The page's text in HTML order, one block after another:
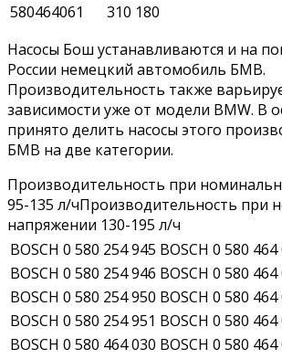
580464061
310 180
Насосы Бош устанавливаются и на
России немецкий автомобиль БМВ.
Производительность также
зависимости уже от модели BMW. В
принято делить насосы этого
БМВ на две категории.
Производительность при
95-135 л/чПроизводительность при
напряжении 130-195 л/ч
BOSCH 0 580 254 945 BOSCH 0 580 464
BOSCH 0 580 254 946 BOSCH 0 580 464
BOSCH 0 580 254 950 BOSCH 0 580 464
BOSCH 0 580 254 951 BOSCH 0 580 464
BOSCH 0 580 464 030 BOSCH 0 580 464